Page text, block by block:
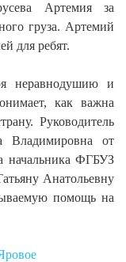
Артемия за
груза. Артемий
для ребят.
неравнодушию и
как важна
Руководитель
Владимировна от
начальника ФГБУЗ
Анатольевну
помощь на